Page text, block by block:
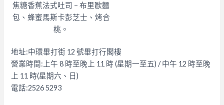
焦糖香蕉法式吐司 – 布里歐麵
包、蜂蜜馬斯卡彭芝士、烤合
桃。
地址:中環畢打街 12 號畢打行閣樓
營業時間:上午 8 時至晚上 11 時 (星期一至五) / 中午 12 時至晚
上 11 時(星期六、日)
電話:2526 5293